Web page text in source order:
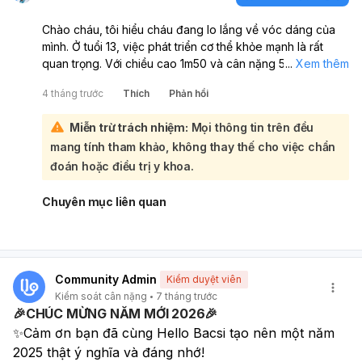
cảm giác đói và duy trì một lối sống cân bằng, lành mạnh.
Chào cháu, tôi hiểu cháu đang lo lắng về vóc dáng của
mình. Ở tuổi 13, việc phát triển cơ thể khỏe mạnh là rất
quan trọng. Với chiều cao 1m50 và cân nặng 50kg, cùng
tập trung vào việc xây dựng thói quen sống lành mạnh để
cơ thể phát triển cân đối và thon gọn hơn:
Để đạt được vóc dáng mong muốn một cách an toàn và
hiệu quả, cháu cần kết hợp nhiều yếu tố:
Chế độ ăn uống khoa học:
Ăn đủ bữa, không bỏ bữa:Đặc biệt là bữa sáng.
Tăng cường rau xanh, trái cây:
đậu phụ để xây dựng cơ bắp.
phẩm chế biến sẵn:
Đây là những nguồn calo rỗng và
đường không tốt cho sức khỏe và cân nặng.
Uống đủ nước:Thay vì nước ngọt, hãy uống nước lọc.
Vận động thường xuyên:
Tập thể dục ít nhất 60 phút mỗi ngày:
... Xem thêm
4 tháng trước Thích Phản hồi
Miễn trừ trách nhiệm: Mọi thông tin trên đều
mang tính tham khảo, không thay thế cho việc chẩn
đoán hoặc điều trị y khoa.
Chuyên mục liên quan
Community Admin
Kiểm duyệt viên
Kiểm soát cân nặng
7 tháng trước
🎉CHÚC MỪNG NĂM MỚI 2026🎉
✨Cảm ơn bạn đã cùng Hello Bacsi tạo nên một năm
2025 thật ý nghĩa và đáng nhớ!